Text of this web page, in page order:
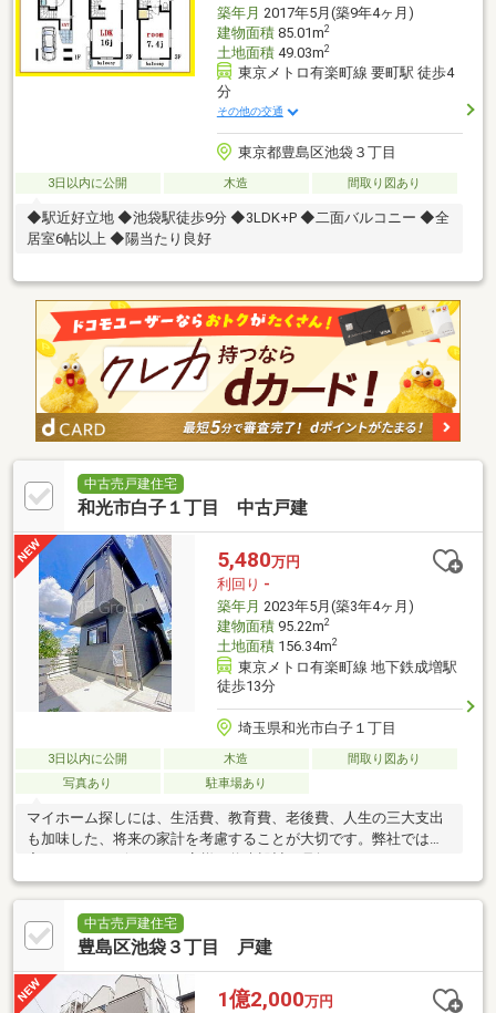
築年月 2017年5月(築9年4ヶ月)
建物面積85.01m2
土地面積49.03m2
東京メトロ有楽町線 要町駅 徒歩4
分
その他の交通
東京都豊島区池袋３丁目
3日以内に公開 木造 間取り図あり
◆駅近好立地 ◆池袋駅徒歩9分 ◆3LDK+P ◆二面バルコニー ◆全
居室6帖以上 ◆陽当たり良好
中古売戸建住宅
和光市白子１丁目 中古戸建
5,480万円
利回り -
築年月 2023年5月(築3年4ヶ月)
建物面積95.22m2
土地面積156.34m2
東京メトロ有楽町線 地下鉄成増駅
徒歩13分
埼玉県和光市白子１丁目
3日以内に公開 木造
間取り図あり
写真あり
駐車場あり
マイホーム探しには、生活費、教育費、老後費、人生の三大支出
も加味した、将来の家計を考慮することが大切です。弊社では住
宅FPアドバイザーが、お客様の将来設計を見据えたコンサルティ
ングを実施します。
中古売戸建住宅
豊島区池袋３丁目 戸建
1億2,000万円